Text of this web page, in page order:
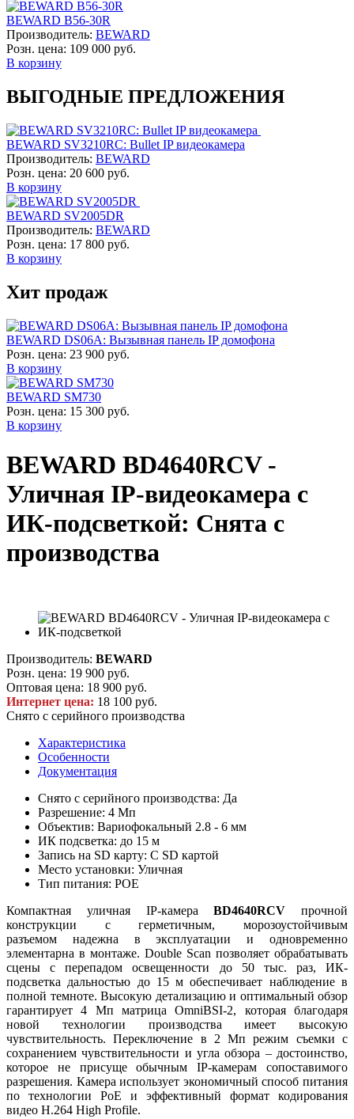
BEWARD B56-30R
Производитель: BEWARD
Розн. цена: 109 000 руб.
В корзину
ВЫГОДНЫЕ ПРЕДЛОЖЕНИЯ
BEWARD SV3210RC: Bullet IP видеокамера
Производитель: BEWARD
Розн. цена: 20 600 руб.
В корзину
BEWARD SV2005DR
Производитель: BEWARD
Розн. цена: 17 800 руб.
В корзину
Хит продаж
BEWARD DS06A: Вызывная панель IP домофона
Розн. цена: 23 900 руб.
В корзину
BEWARD SM730
Розн. цена: 15 300 руб.
В корзину
BEWARD BD4640RCV -
Уличная IP-видеокамера с
ИК-подсветкой: Снята с
производства
Производитель: BEWARD
Розн. цена: 19 900 руб.
Оптовая цена: 18 900 руб.
Интернет цена: 18 100 руб.
Снято с серийного производства
Характеристика
Особенности
Документация
Снято с серийного производства: Да
Разрешение: 4 Мп
Объектив: Вариофокальный 2.8 - 6 мм
ИК подсветка: до 15 м
Запись на SD карту: С SD картой
Место установки: Уличная
Тип питания: POE
Компактная уличная IP-камераBD4640RCV прочной
конструкции с герметичным, морозоустойчивым
разъемом надежна в эксплуатации и одновременно
элементарна в монтаже. Double Scan позволяет обрабатывать
сцены с перепадом освещенности до 50 тыс. раз, ИК-
подсветка дальностью до 15 м обеспечивает наблюдение в
полной темноте. Высокую детализацию и оптимальный обзор
гарантирует 4 Мп матрица OmniBSI-2, которая благодаря
новой технологии производства имеет высокую
чувствительность. Переключение в 2 Мп режим съемки с
сохранением чувствительности и угла обзора – достоинство,
которое не присуще обычным IP-камерам сопоставимого
разрешения. Камера использует экономичный способ питания
по технологии PoE и эффективный формат кодирования
видео Н.264 High Profile.